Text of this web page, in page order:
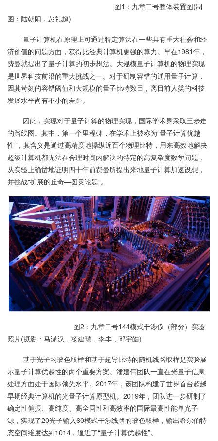
图1：九章二号整体装置图(制
图：陆朝阳，彭礼超)
量子计算机在原理上可通过特定算法在一些具有重大社会和经
济价值的问题方面，获得比经典计算机更强的算力。早在1981年，
费曼就提出了量子计算的初步想法。大规模量子计算机的物理实现
是世界科技前沿的重大挑战之一。对于研制容错的通用量子计算，
因其苛刻的容错阈值和大规模的量子比特数目，离目前人类的科技
发展水平尚有不小的差距。
因此，实现对于量子计算的物理实现，国际学术界采取三步走
的路线图。其中，第一个里程碑，在学术上被称为“量子计算优越
性”，其含义是通过高精度地操纵近百个物理比特，用来高效地解决
超级计算机都无法在合理时间内解决的特定的高复杂度数学问题，
从实验上确凿地证明四十年前费曼所提出来地量子计算加速设想，
并挑战“扩展的丘奇—图灵论题”。
图2：九章二号144模式干涉仪（部分）实验
照片(摄影：马潇汉，杨建瑞，李丰，邓宇皓)
基于光子的玻色取样和基于超导比特的随机线路取样是实验展
示量子计算优越性的两个重要方案。潘建伟团队一直在光量子信息
处理方面处于国际领先水平。2017年，该团队构建了世界首台超越
早期经典计算机的光量子计算原型机。2019年，团队进一步研制了
确定性偏振、高纯度、高全同性和高效率的国际最高性能单光子
源，实现了20光子输入60模式干涉线路的玻色取样，输出希尔伯特
态空间维度达到1014，逼近了“量子计算优越性”。